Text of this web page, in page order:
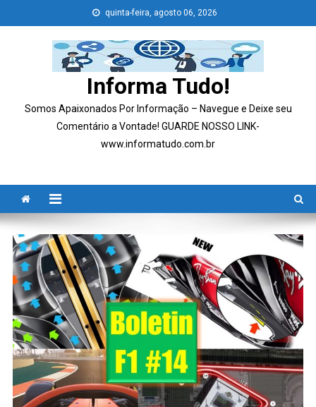
to
quinta-feira, agosto 06, 2026
Informa Tudo!
Somos Apaixonados Por Informação – Navegue e Deixe seu
Comentário a Vontade! GUARDE NOSSO LINK-
www.informatudo.com.br